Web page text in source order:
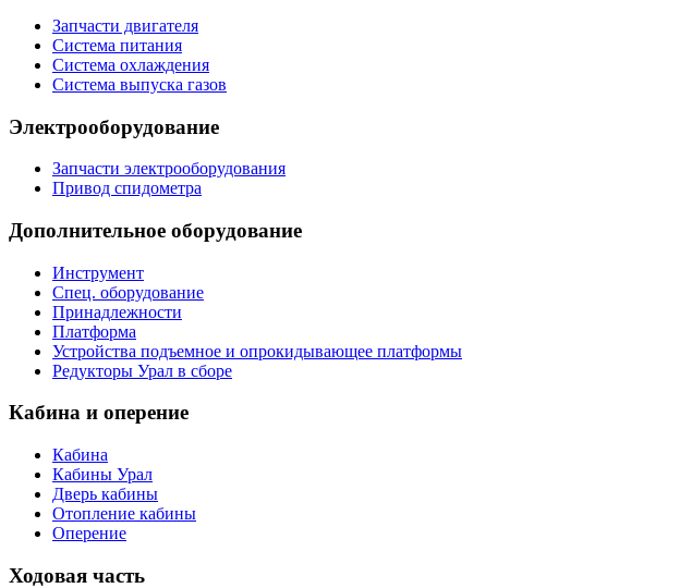
Запчасти двигателя
Система питания
Система охлаждения
Система выпуска газов
Электрооборудование
Запчасти электрооборудования
Привод спидометра
Дополнительное оборудование
Инструмент
Спец. оборудование
Принадлежности
Платформа
Устройства подъемное и опрокидывающее платформы
Редукторы Урал в сборе
Кабина и оперение
Кабина
Кабины Урал
Дверь кабины
Отопление кабины
Оперение
Ходовая часть